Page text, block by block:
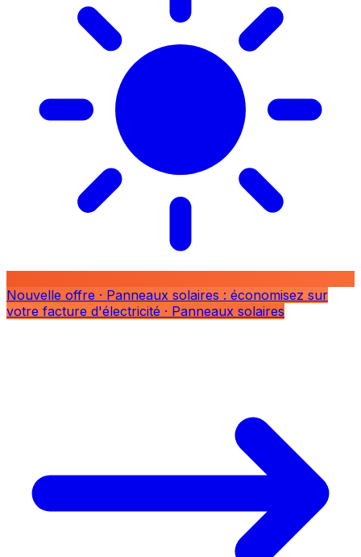
Nouvelle offre · Panneaux solaires : économisez sur
votre facture d'électricité · Panneaux solaires